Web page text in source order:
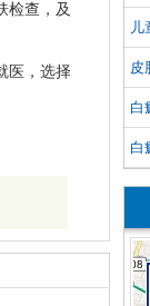
检查，及
医，选择
儿
皮
白
白